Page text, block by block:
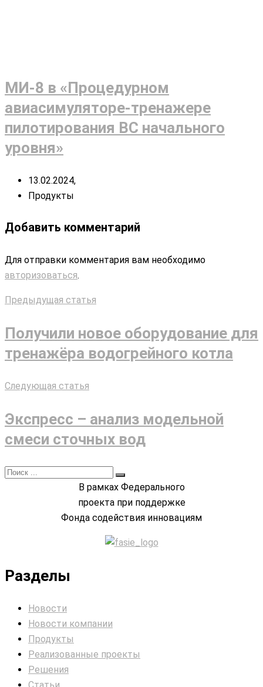
МИ-8 в «Процедурном
авиасимуляторе-тренажере
пилотирования ВС начального
уровня»
13.02.2024,
Продукты
Добавить комментарий
Для отправки комментария вам необходимо
авторизоваться.
Предыдущая статья
Получили новое оборудование для
тренажёра водогрейного котла
Следующая статья
Экспресс – анализ модельной
смеси сточных вод
В рамках Федерального
проекта при поддержке
Фонда содействия инновациям
Разделы
Новости
Новости компании
Продукты
Реализованные проекты
Решения